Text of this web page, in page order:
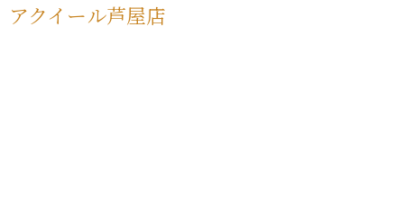
アクイール芦屋店